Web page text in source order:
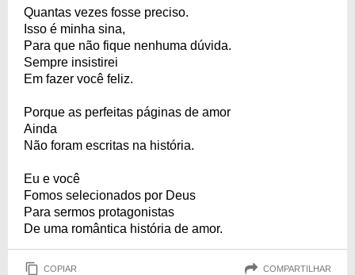
Quantas vezes fosse preciso.
Isso é minha sina,
Para que não fique nenhuma dúvida.
Sempre insistirei
Em fazer você feliz.
Porque as perfeitas páginas de amor
Ainda
Não foram escritas na história.
Eu e você
Fomos selecionados por Deus
Para sermos protagonistas
De uma romântica história de amor.
COPIAR COMPARTILHAR